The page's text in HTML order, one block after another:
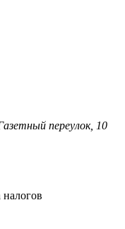
переулок, 10
налогов